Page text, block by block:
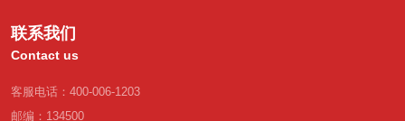
联系我们
Contact us
客服电话：400-006-1203
邮编：134500